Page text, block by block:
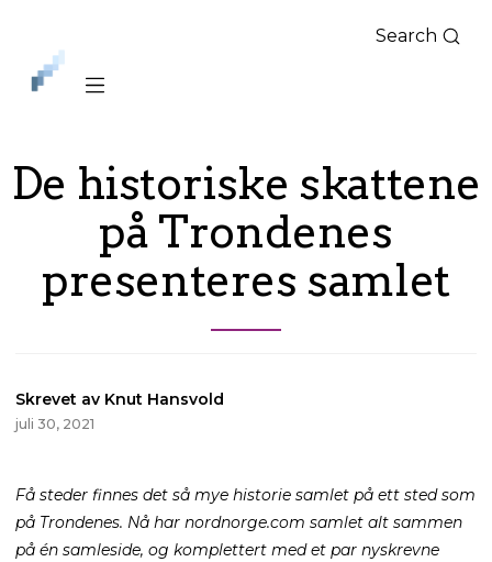
iLag
Nord
Norge
Search
De historiske skattene
på Trondenes
presenteres samlet
Skrevet av Knut Hansvold
juli 30, 2021
Få steder finnes det så mye historie samlet på ett sted som
på Trondenes. Nå har nordnorge.com samlet alt sammen
på én samleside, og komplettert med et par nyskrevne